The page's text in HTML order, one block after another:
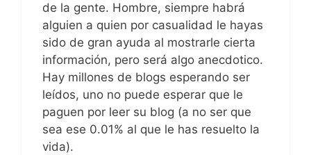
de la gente. Hombre, siempre habrá
alguien a quien por casualidad le hayas
sido de gran ayuda al mostrarle cierta
información, pero será algo anecdotico.
Hay millones de blogs esperando ser
leídos, uno no puede esperar que le
paguen por leer su blog (a no ser que
sea ese 0.01% al que le has resuelto la
vida).